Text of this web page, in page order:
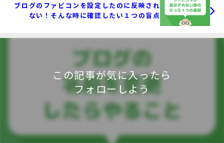
ブログのファビコンを設定したのに反映され
ない！そんな時に確認したい１つの盲点
この記事が気に入ったら
フォローしよう